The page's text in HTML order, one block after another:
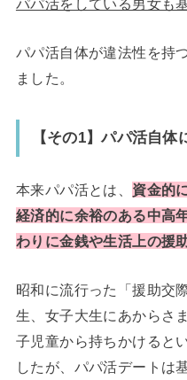
パパ活をしている男女も
パパ活自体が違法性を持
ました。
【その1】パパ活自
本来パパ活とは、 資金的
経済的に余裕のある中高
わりに金銭や生活上の援
昭和に流行った「援助交
生、女子大生にあからさ
子児童から持ちかけると
したが、パパ活デートは